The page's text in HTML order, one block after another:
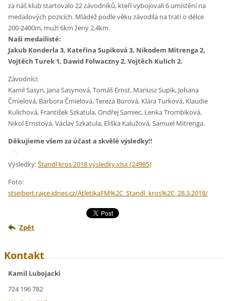
za náš klub startovalo 22 závodníků, kteří vybojovali 6 umístění na
medailových pozicích. Mládež podle věku závodila na trati o délce
200-2400m, muži 6km ženy 2,4km.
Naši medailisté:
Jakub Konderla 3, Kateřina Supiková 3, Nikodem Mitrenga 2,
Vojtěch Turek 1, Dawid Folwaczny 2, Vojtěch Kulich 2.
Závodníci:
Kamil Sasyn, Jana Sasynová, Tomáš Ernst, Mariusz Supik, Johana
Čmielová, Barbora Čmielová, Tereza Burová, Klára Turková, Klaudie
Kulichová, František Szkatula, Ondřej Samiec, Lenka Trombiková,
Nikol Ernstová, Václav Szkatula, Eliška Kalužová, Samuel Mitrenga.
Děkujieme všem za účast a skvělé výsledky!!
Výsledky:Štandl kros 2018 výsledky.xlsx (24985)
Foto:
stseibert.rajce.idnes.cz/AtletikaFM%2C_Standl_kros%2C_28.3.2018/
Zpět
Kontakt
Kamil Lubojacki
724 196 782